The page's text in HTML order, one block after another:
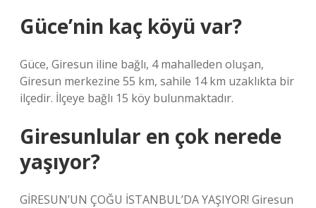
Güce’nin kaç köyü var?
Güce, Giresun iline bağlı, 4 mahalleden oluşan,
Giresun merkezine 55 km, sahile 14 km uzaklıkta bir
ilçedir. İlçeye bağlı 15 köy bulunmaktadır.
Giresunlular en çok nerede
yaşıyor?
GİRESUN’UN ÇOĞU İSTANBUL’DA YAŞIYOR! Giresun